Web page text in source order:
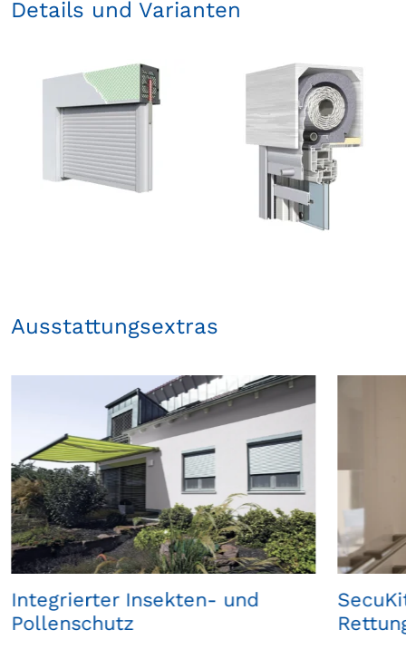
Details und Varianten
Ausstattungsextras
Integrierter Insekten- und
Pollenschutz